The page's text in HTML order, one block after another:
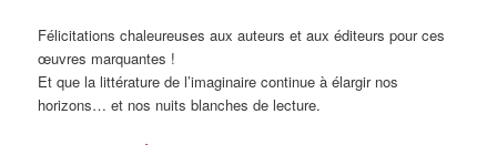
Félicitations chaleureuses aux auteurs et aux éditeurs pour ces
œuvres marquantes !
Et que la littérature de l’imaginaire continue à élargir nos
horizons… et nos nuits blanches de lecture.